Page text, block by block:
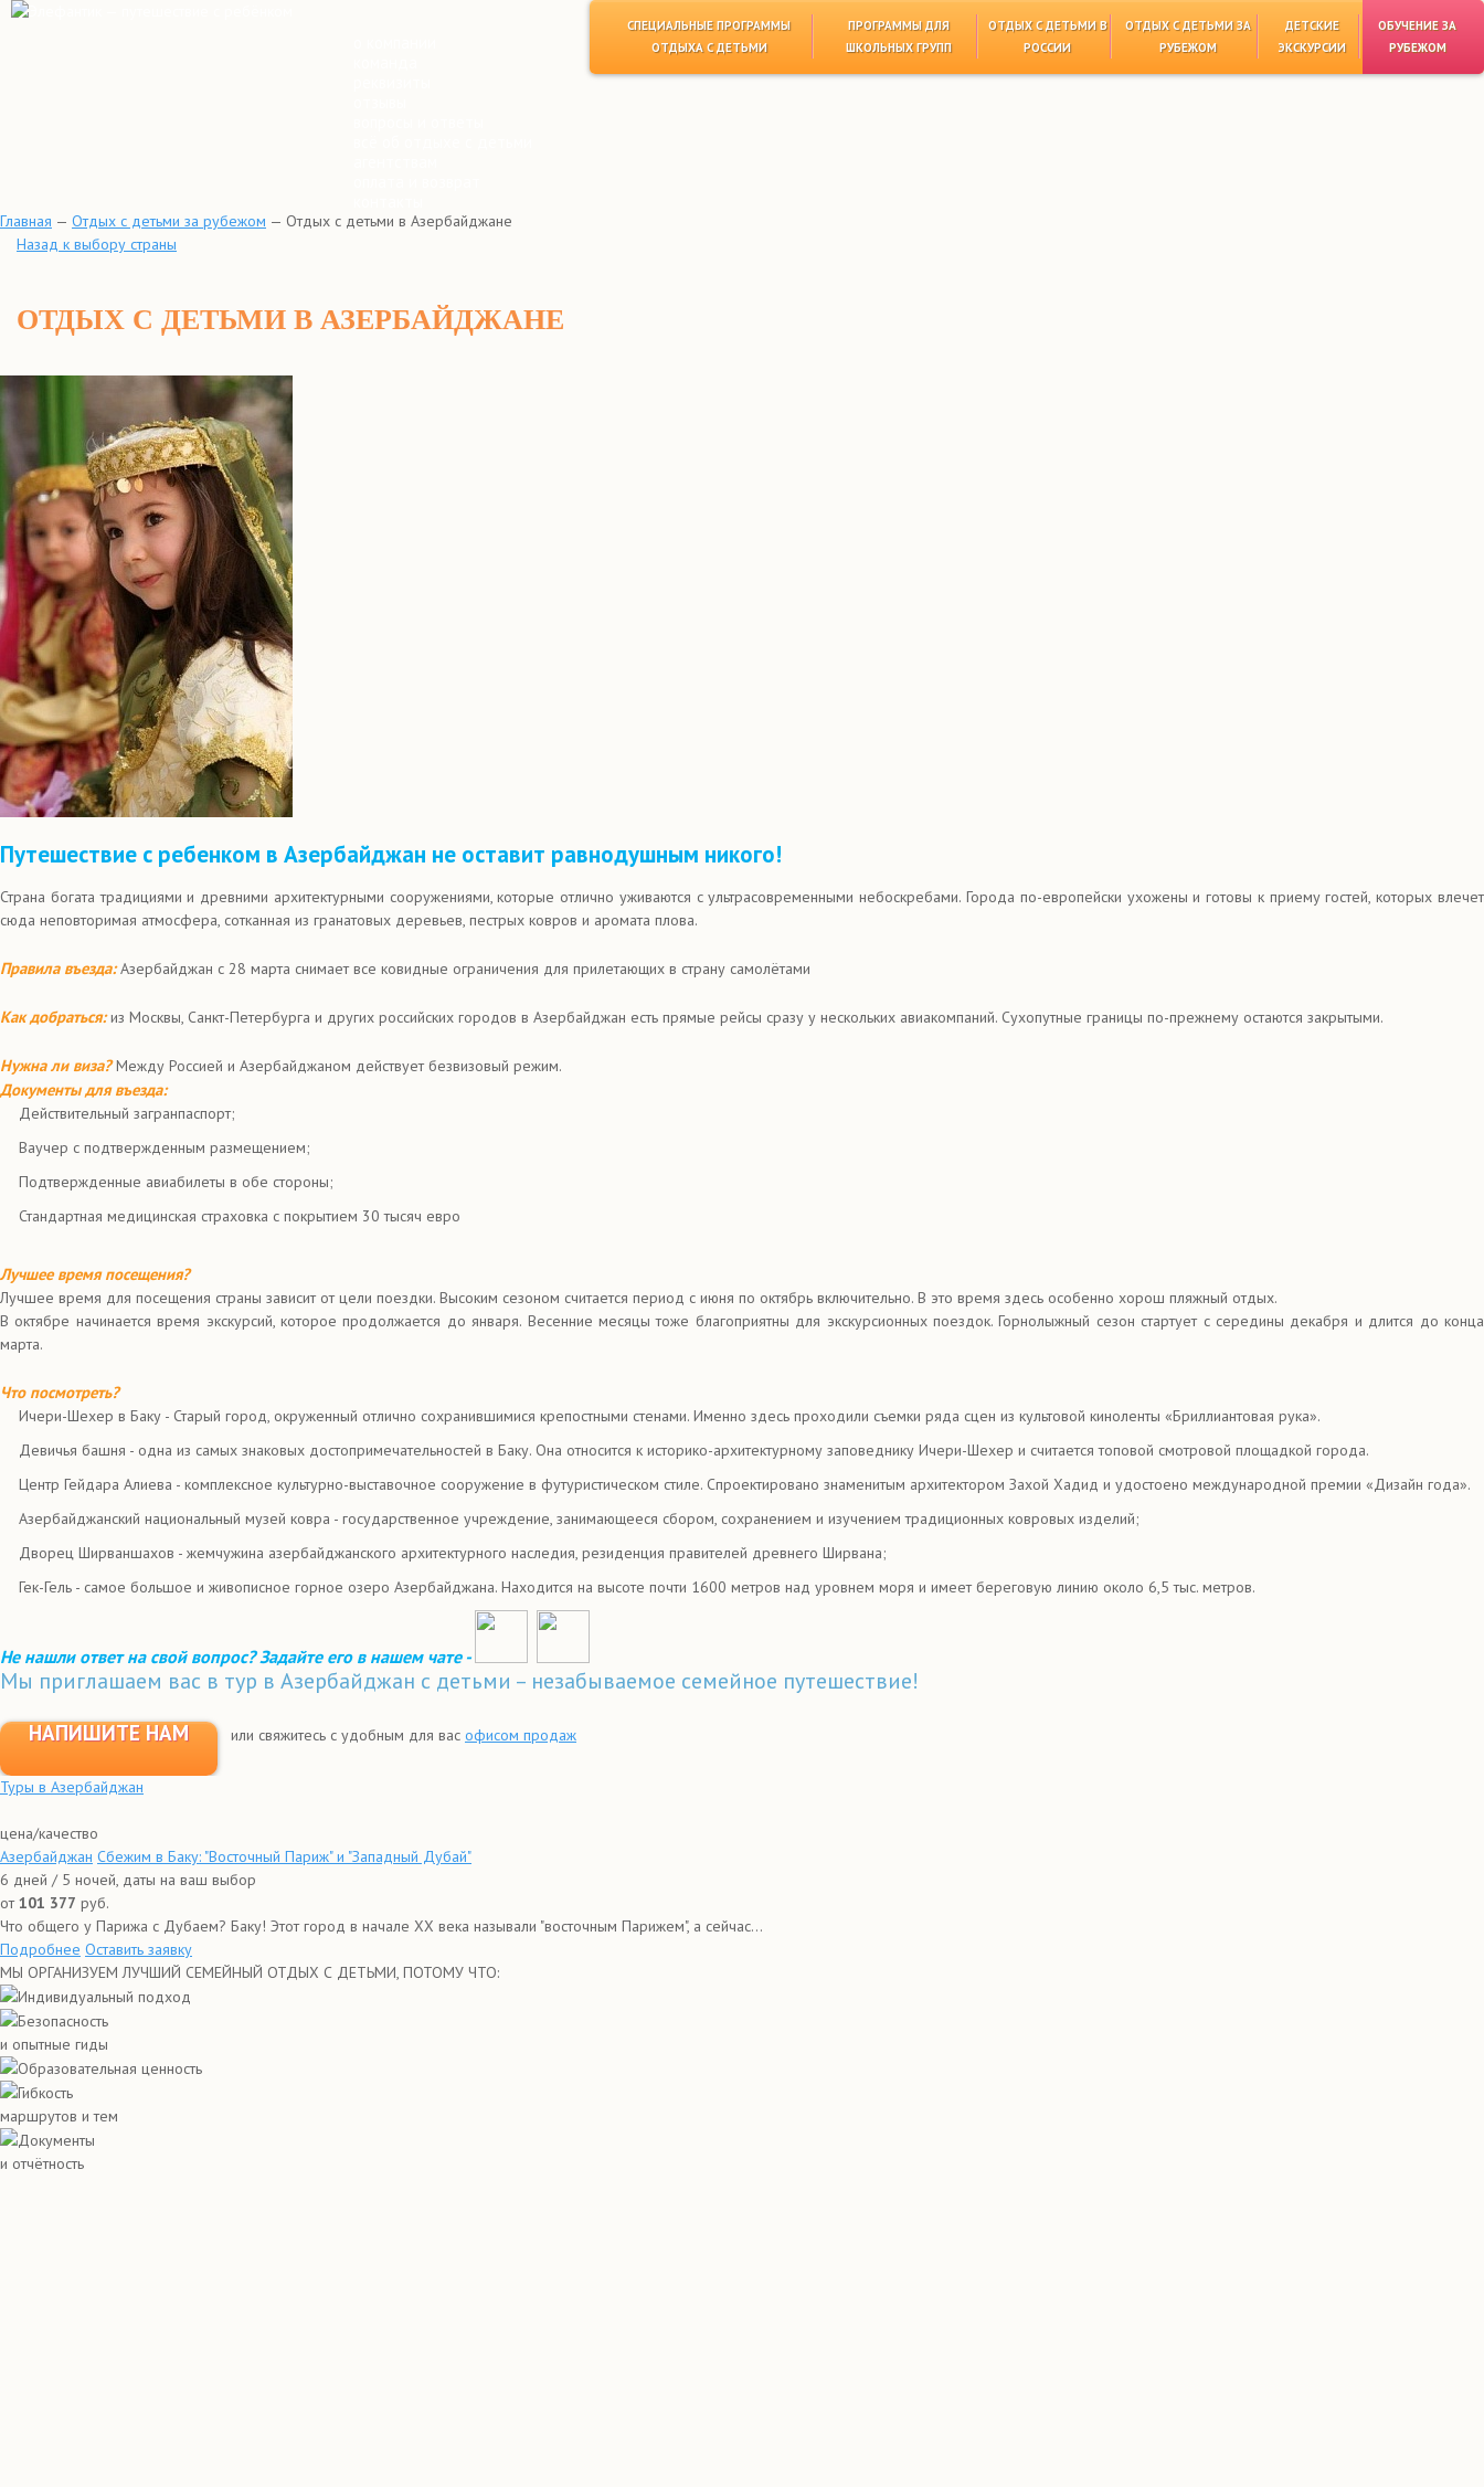
СПЕЦИАЛЬНЫЕ ПРОГРАММЫ
ОТДЫХА С ДЕТЬМИ
ПРОГРАММЫ ДЛЯ
ШКОЛЬНЫХ ГРУПП
ОТДЫХ С ДЕТЬМИ В
РОССИИ
ОТДЫХ С ДЕТЬМИ ЗА
РУБЕЖОМ
ДЕТСКИЕ
ЭКСКУРСИИ
ОБУЧЕНИЕ ЗА
РУБЕЖОМ
Главная — Отдых с детьми за рубежом — Отдых с детьми в Азербайджане
Назад к выбору страны
ОТДЫХ С ДЕТЬМИ В АЗЕРБАЙДЖАНЕ
Путешествие с ребенком в Азербайджан не оставит равнодушным никого!
Страна богата традициями и древними архитектурными сооружениями, которые отлично уживаются с ультрасовременными небоскребами. Города по-европейски ухожены и готовы к приему гостей, которых влечет
сюда неповторимая атмосфера, сотканная из гранатовых деревьев, пестрых ковров и аромата плова.
Правила въезда:Азербайджан с 28 марта снимает все ковидные ограничения для прилетающих в страну самолётами
Как добраться:из Москвы, Санкт-Петербурга и других российских городов в Азербайджан есть прямые рейсы сразу у нескольких авиакомпаний. Сухопутные границы по-прежнему остаются закрытыми.
Нужна ли виза?Между Россией и Азербайджаном действует безвизовый режим.
Документы для въезда:
Действительный загранпаспорт;
Ваучер с подтвержденным размещением;
Подтвержденные авиабилеты в обе стороны;
Стандартная медицинская страховка с покрытием 30 тысяч евро
Лучшее время посещения?
Лучшее время для посещения страны зависит от цели поездки. Высоким сезоном считается период с июня по октябрь включительно. В это время здесь особенно хорош пляжный отдых.
В октябре начинается время экскурсий, которое продолжается до января. Весенние месяцы тоже благоприятны для экскурсионных поездок. Горнолыжный сезон стартует с середины декабря и длится до конца
марта.
Что посмотреть?
Ичери-Шехер в Баку - Старый город, окруженный отлично сохранившимися крепостными стенами. Именно здесь проходили съемки ряда сцен из культовой киноленты «Бриллиантовая рука».
Девичья башня - одна из самых знаковых достопримечательностей в Баку. Она относится к историко-архитектурному заповеднику Ичери-Шехер и считается топовой смотровой площадкой города.
Центр Гейдара Алиева - комплексное культурно-выставочное сооружение в футуристическом стиле. Спроектировано знаменитым архитектором Захой Хадид и удостоено международной премии «Дизайн года».
Азербайджанский национальный музей ковра - государственное учреждение, занимающееся сбором, сохранением и изучением традиционных ковровых изделий;
Дворец Ширваншахов - жемчужина азербайджанского архитектурного наследия, резиденция правителей древнего Ширвана;
Гек-Гель - самое большое и живописное горное озеро Азербайджана. Находится на высоте почти 1600 метров над уровнем моря и имеет береговую линию около 6,5 тыс. метров.
Не нашли ответ на свой вопрос? Задайте его в нашем чате -
Мы приглашаем вас в тур в Азербайджан с детьми – незабываемое семейное путешествие!
НАПИШИТЕ НАМ или свяжитесь с удобным для вас офисом продаж
Туры в Азербайджан
цена/качество
Азербайджан Сбежим в Баку: "Восточный Париж" и "Западный Дубай"
6 дней / 5 ночей, даты на ваш выбор
от101 377 руб.
Что общего у Парижа с Дубаем? Баку! Этот город в начале XX века называли "восточным Парижем", а сейчас...
Подробнее Оставить заявку
МЫ ОРГАНИЗУЕМ ЛУЧШИЙ СЕМЕЙНЫЙ ОТДЫХ С ДЕТЬМИ, ПОТОМУ ЧТО:
Индивидуальный подход
Безопасность
и опытные гиды
Образовательная ценность
Гибкость
маршрутов и тем
Документы
и отчётность